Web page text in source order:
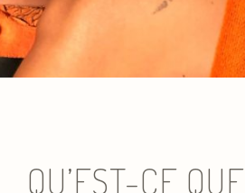
QU’EST-CE QUE